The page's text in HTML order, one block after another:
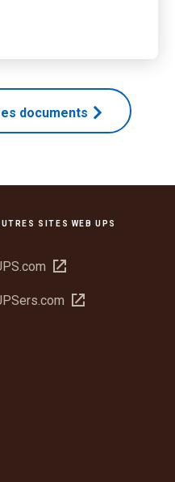
documents
SITES WEB UPS
Ouvrir
une Ouvrir